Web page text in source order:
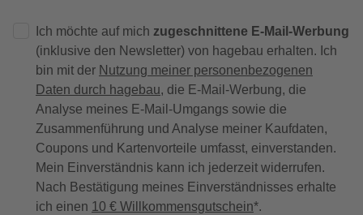
Ich möchte auf mich zugeschnittene E-Mail-Werbung
(inklusive den Newsletter) von hagebau erhalten. Ich
bin mit der Nutzung meiner personenbezogenen
Daten durch hagebau, die E-Mail-Werbung, die
Analyse meines E-Mail-Umgangs sowie die
Zusammenführung und Analyse meiner Kaufdaten,
Coupons und Kartenvorteile umfasst, einverstanden.
Mein Einverständnis kann ich jederzeit widerrufen.
Nach Bestätigung meines Einverständnisses erhalte
ich einen 10 € Willkommensgutschein*.